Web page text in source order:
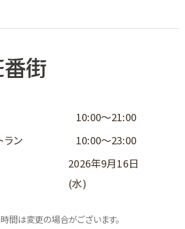
10:00～21:00
ラン
10:00～23:00
2026年9月16日
(水)
間は変更の場合がございます。